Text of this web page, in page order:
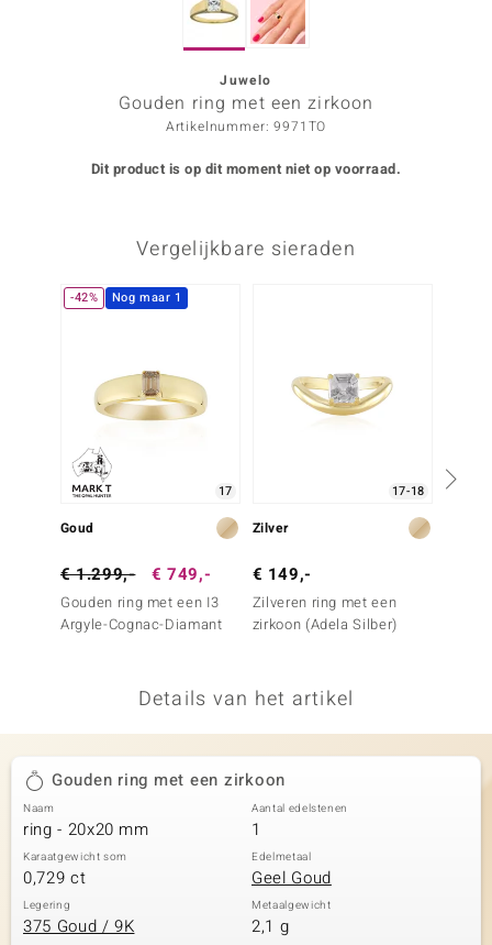
Juwelo
Gouden ring met een zirkoon
Artikelnummer: 9971TO
Dit product is op dit moment niet op voorraad.
Vergelijkbare sieraden
-42% Nog maar 1
17
Goud
€ 1.299,- € 749,-
Gouden ring met een I3
Argyle-Cognac-Diamant
17-18
Zilver
€ 149,-
Zilveren ring met een
zirkoon (Adela Silber)
Details van het artikel
Gouden ring met een zirkoon
Naam
ring - 20x20 mm
Aantal edelstenen
1
Karaatgewicht som
0,729 ct
Edelmetaal
Geel Goud
Legering
375 Goud / 9K
Metaalgewicht
2,1 g